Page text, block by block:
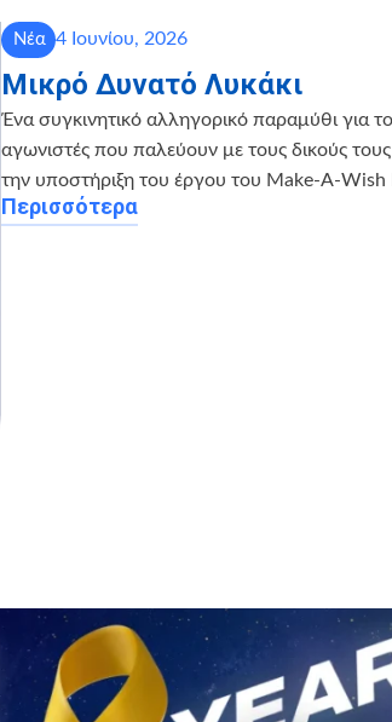
Νέα 4 Ιουνίου, 2026
Μικρό Δυνατό Λυκάκι
Ένα συγκινητικό αλληγορικό παραμύθι για
αγωνιστές που παλεύουν με τους δικούς
την υποστήριξη του έργου του Make-A-Wish
Περισσότερα